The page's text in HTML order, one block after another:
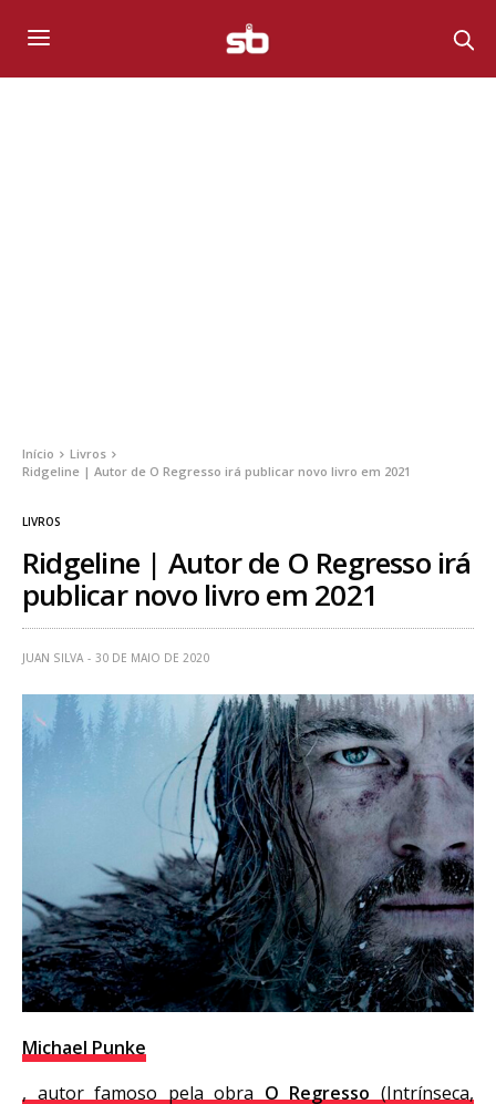
Início
Livros
Ridgeline | Autor de O Regresso irá publicar novo livro em 2021
LIVROS
Ridgeline | Autor de O Regresso irá
publicar novo livro em 2021
JUAN SILVA 30 DE MAIO DE 2020
Michael Punke
, autor famoso pela obra O Regresso (Intrínseca,